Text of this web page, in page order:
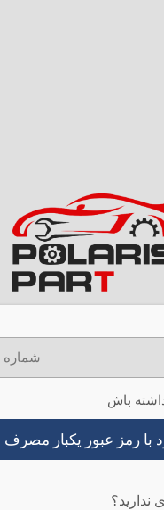
باش
با رمز عبور یکبار مصرف